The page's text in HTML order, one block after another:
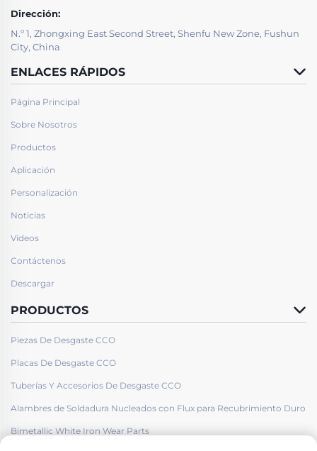
Dirección:
N.º 1, Zhongxing East Second Street, Shenfu New Zone, Fushun
City, China
ENLACES RÁPIDOS
Página Principal
Sobre Nosotros
Productos
Aplicación
Personalización
Noticias
Vídeos
Contáctenos
Descargar
PRODUCTOS
Piezas De Desgaste CCO
Placas De Desgaste CCO
Tuberías Y Accesorios De Desgaste CCO
Alambres de Soldadura Nucleados con Flux para Recubrimiento Duro
Bimetallic White Iron Wear Parts